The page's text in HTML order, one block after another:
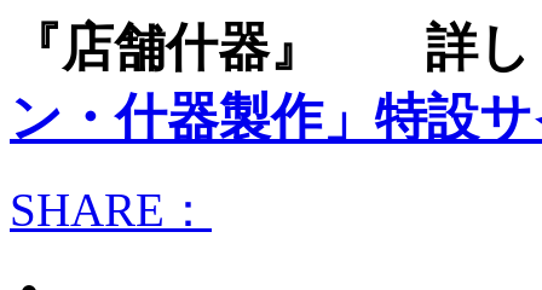
『店舗什器』 詳
ン・什器製作」特設
SHARE：